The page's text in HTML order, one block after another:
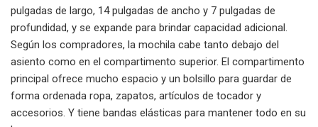
pulgadas de largo, 14 pulgadas de ancho y 7 pulgadas de
profundidad, y se expande para brindar capacidad adicional.
Según los compradores, la mochila cabe tanto debajo del
asiento como en el compartimento superior. El compartimento
principal ofrece mucho espacio y un bolsillo para guardar de
forma ordenada ropa, zapatos, artículos de tocador y
accesorios. Y tiene bandas elásticas para mantener todo en su